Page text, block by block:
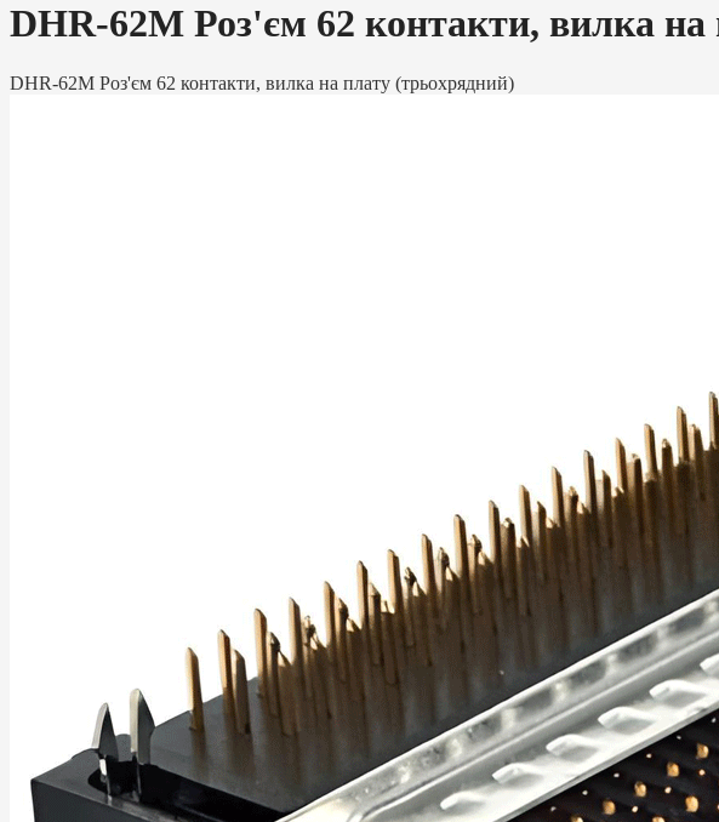
DHR-62М Роз'єм 62 контакти, вилка на
DHR-62М Роз'єм 62 контакти, вилка на плату (трьохрядний)